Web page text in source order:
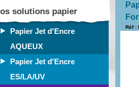
solutions papier
Papier Jet d'Encre
AQUEUX
Papier Jet d'Encre
ES/LA/UV
Réf :